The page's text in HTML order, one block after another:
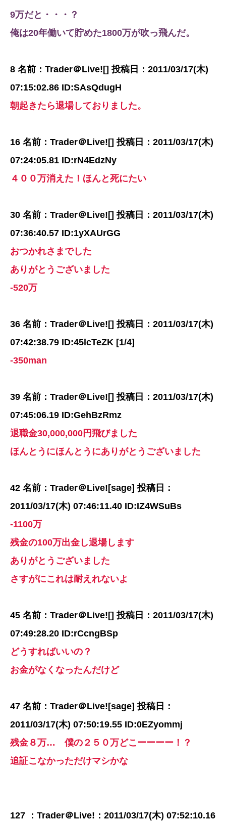
9万だと・・・？
俺は20年働いて貯めた1800万が吹っ飛んだ。
8 名前：Trader＠Live![] 投稿日：2011/03/17(木)
07:15:02.86 ID:SAsQdugH
朝起きたら退場しておりました。
16 名前：Trader＠Live![] 投稿日：2011/03/17(木)
07:24:05.81 ID:rN4EdzNy
４００万消えた！ほんと死にたい
30 名前：Trader＠Live![] 投稿日：2011/03/17(木)
07:36:40.57 ID:1yXAUrGG
おつかれさまでした
ありがとうございました
-520万
36 名前：Trader＠Live![] 投稿日：2011/03/17(木)
07:42:38.79 ID:45lcTeZK [1/4]
-350man
39 名前：Trader＠Live![] 投稿日：2011/03/17(木)
07:45:06.19 ID:GehBzRmz
退職金30,000,000円飛びました
ほんとうにほんとうにありがとうございました
42 名前：Trader＠Live![sage] 投稿日：
2011/03/17(木) 07:46:11.40 ID:IZ4WSuBs
-1100万
残金の100万出金し退場します
ありがとうございました
さすがにこれは耐えれないよ
45 名前：Trader＠Live![] 投稿日：2011/03/17(木)
07:49:28.20 ID:rCcngBSp
どうすればいいの？
お金がなくなったんだけど
47 名前：Trader＠Live![sage] 投稿日：
2011/03/17(木) 07:50:19.55 ID:0EZyommj
残金８万… 僕の２５０万どこーーーー！？
追証こなかっただけマシかな
127 ：Trader＠Live!：2011/03/17(木) 07:52:10.16